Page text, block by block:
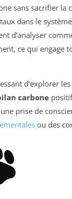
sans sacrifier la
dans le
d’analyser
ce qui engage
d’explorer les
carbone
prise de
ou des